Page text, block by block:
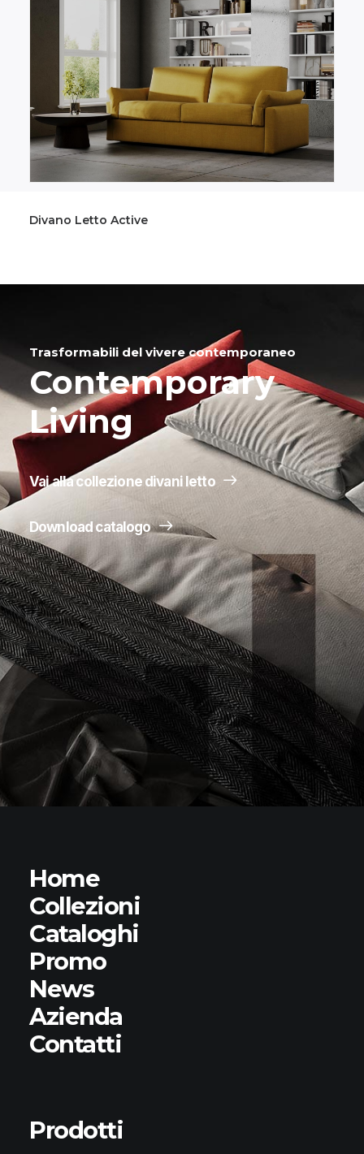
Divano Letto Calabritto
Trasformabili del vivere contemporaneo
Contemporary
Living
Vai alla collezione divani letto
Download catalogo
Home
Collezioni
Cataloghi
Promo
News
Azienda
Contatti
Prodotti